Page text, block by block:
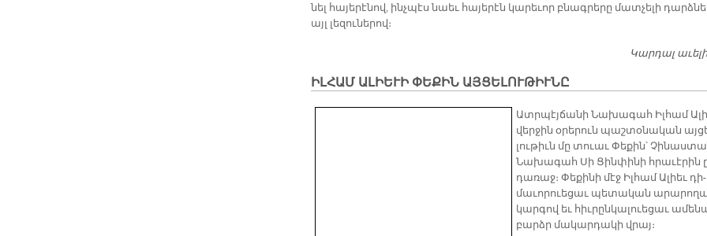
նել հա­յե­րէ­նով, ինչ­պէս նաեւ հա­յե­րէն կա­րե­ւոր բնագ­րե­րը մատ­չե­լի
այլ լե­զու­նե­րով։
Կարդալ
ԻԼՀԱՄ ԱԼԻԵՒԻ ՓԵՔԻՆ ԱՅՑԵԼՈՒԹԻՒՆԸ
Ատր­պէյ­ճա­նի Նա­խա­գահ Իլ­համ
վեր­ջին օ­րե­րուն պաշ­տօ­նա­կան
լու­թիւն մը տուաւ Փե­քին՝
Նա­խա­գահ Սի Ցին­փի­նի հրա­ւէ­րին
դա­ռաջ։ Փե­քի­նի մէջ Իլհամ Ա­լիեւ դի­
մա­ւո­րուե­ցաւ պե­տա­կան
կար­գով եւ հիւ­րըն­կա­լուե­ցաւ
բարձր մա­կար­դա­կի վրայ։​